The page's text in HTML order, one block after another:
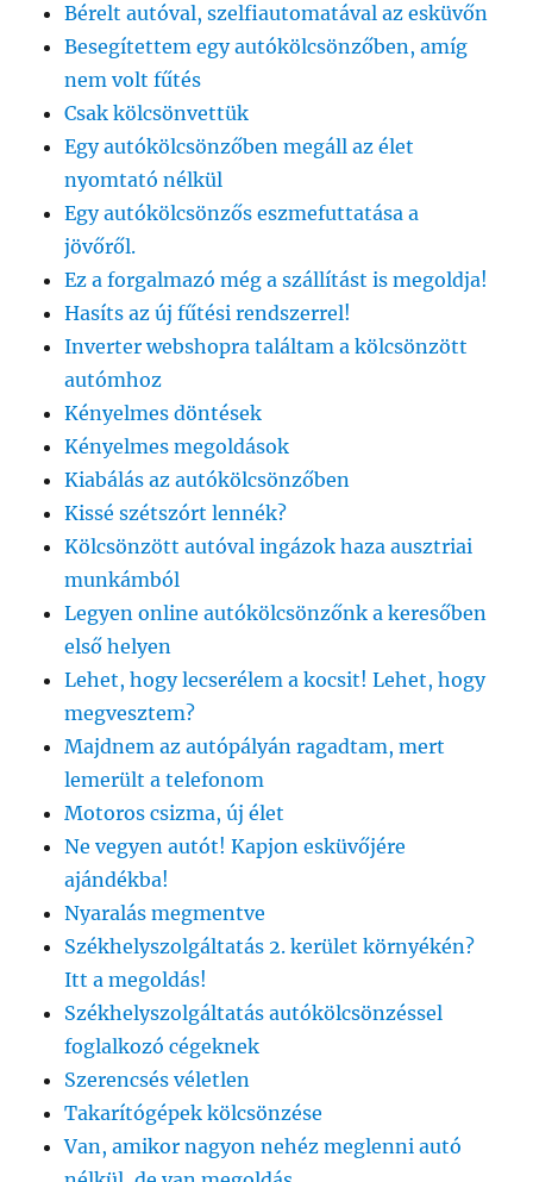
Bérelt autóval, szelfiautomatával az esküvőn
Besegítettem egy autókölcsönzőben, amíg
nem volt fűtés
Csak kölcsönvettük
Egy autókölcsönzőben megáll az élet
nyomtató nélkül
Egy autókölcsönzős eszmefuttatása a
jövőről.
Ez a forgalmazó még a szállítást is megoldja!
Hasíts az új fűtési rendszerrel!
Inverter webshopra találtam a kölcsönzött
autómhoz
Kényelmes döntések
Kényelmes megoldások
Kiabálás az autókölcsönzőben
Kissé szétszórt lennék?
Kölcsönzött autóval ingázok haza ausztriai
munkámból
Legyen online autókölcsönzőnk a keresőben
első helyen
Lehet, hogy lecserélem a kocsit! Lehet, hogy
megvesztem?
Majdnem az autópályán ragadtam, mert
lemerült a telefonom
Motoros csizma, új élet
Ne vegyen autót! Kapjon esküvőjére
ajándékba!
Nyaralás megmentve
Székhelyszolgáltatás 2. kerület környékén?
Itt a megoldás!
Székhelyszolgáltatás autókölcsönzéssel
foglalkozó cégeknek
Szerencsés véletlen
Takarítógépek kölcsönzése
Van, amikor nagyon nehéz meglenni autó